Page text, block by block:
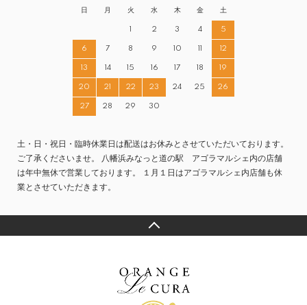
日 月 火 水 木 金 土
1 2 3 4 5
6 7 8 9 10 11 12
13 14 15 16 17 18 19
20 21 22 23 24 25 26
27 28 29 30
土・日・祝日・臨時休業日は配送はお休みとさせていただいております。
ご了承くださいませ。 八幡浜みなっと道の駅 アゴラマルシェ内の店舗
は年中無休で営業しております。 １月１日はアゴラマルシェ内店舗も休
業とさせていただきます。